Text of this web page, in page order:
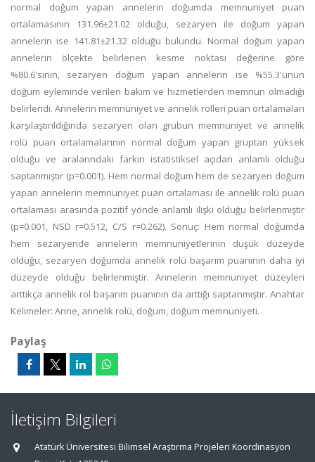
normal doğum yapan annelerin doğumda memnuniyet puan
ortalamasının 131.96±21.02 olduğu, sezaryen ile doğum yapan
annelerin ise 141.81±21.32 olduğu bulundu. Normal doğum yapan
annelerin ölçekte belirlenen kesme noktası değerine göre
%80.6'sının, sezaryen doğum yapan annelerin ise %55.3'ünün
doğum eyleminde verilen bakım ve hizmetlerden memnun olmadığı
belirlendi. Annelerin memnuniyet ve annelik rolleri puan ortalamaları
karşılaştırıldığında sezaryen olan grubun memnuniyet ve annelik
rolü puan ortalamalarının normal doğum yapan gruptan yüksek
olduğu ve aralarındaki farkın istatistiksel açıdan anlamlı olduğu
saptanmıştır (p=0.001). Hem normal doğum hem de sezaryen doğum
yapan annelerin memnuniyet puan ortalaması ile annelik rolü puan
ortalaması arasında pozitif yönde anlamlı ilişki olduğu belirlenmiştir
(p=0.001, NSD r=0.512, C/S r=0.262). Sonuç: Hem normal doğumda
hem sezaryende annelerin memnuniyetlerinin düşük düzeyde
olduğu, sezaryen doğumda annelik rolü başarım puanının daha iyi
düzeyde olduğu belirlenmiştir. Annelerin memnuniyet düzeyleri
arttıkça annelik rol başarım puanının da arttığı saptanmıştır. Anahtar
Kelimeler: Anne, annelik rolü, doğum, doğum memnuniyeti.
Paylaş
İletişim Bilgileri
Atatürk Üniversitesi Bilimsel Araştırma Projeleri Koordinasyon